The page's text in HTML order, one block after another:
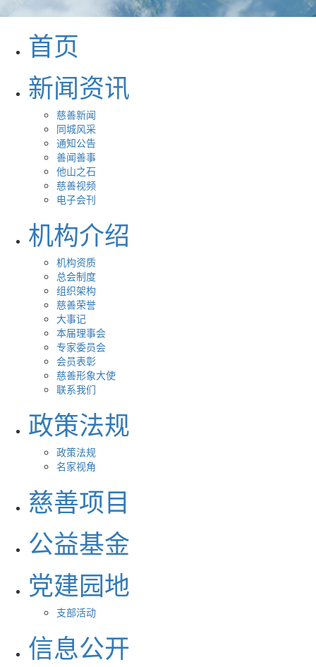
首页
新闻资讯
慈善新闻
同城风采
通知公告
善闻善事
他山之石
慈善视频
电子会刊
机构介绍
机构资质
总会制度
组织架构
慈善荣誉
大事记
本届理事会
专家委员会
会员表彰
慈善形象大使
联系我们
政策法规
政策法规
名家视角
慈善项目
公益基金
党建园地
支部活动
信息公开